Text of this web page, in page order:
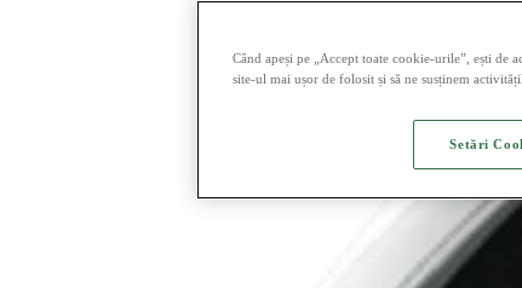
Când apeși pe „Accept toate cookie-urile”, ești de
site-ul mai ușor de folosit și să ne susținem
Setări